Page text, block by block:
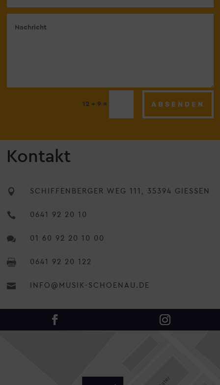
12 + 9 = ABSENDEN
Kontakt
 SCHIFFENBERGER WEG 111, 35394 GIESSEN
 0641 92 20 10
 01 60 92 20 10 00
 0641 92 20 122
 INFO@MUSIK-SCHOENAU.DE